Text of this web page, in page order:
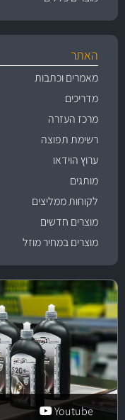
האתר
מאמרים וכתבות
מדריכים
מרכז העזרה
רשימת תפוצה
ערוץ הוידאו
מותגים
לקוחות ממליצים
מוצרים חדשים
מוצרים במחיר מוזל
Youtube